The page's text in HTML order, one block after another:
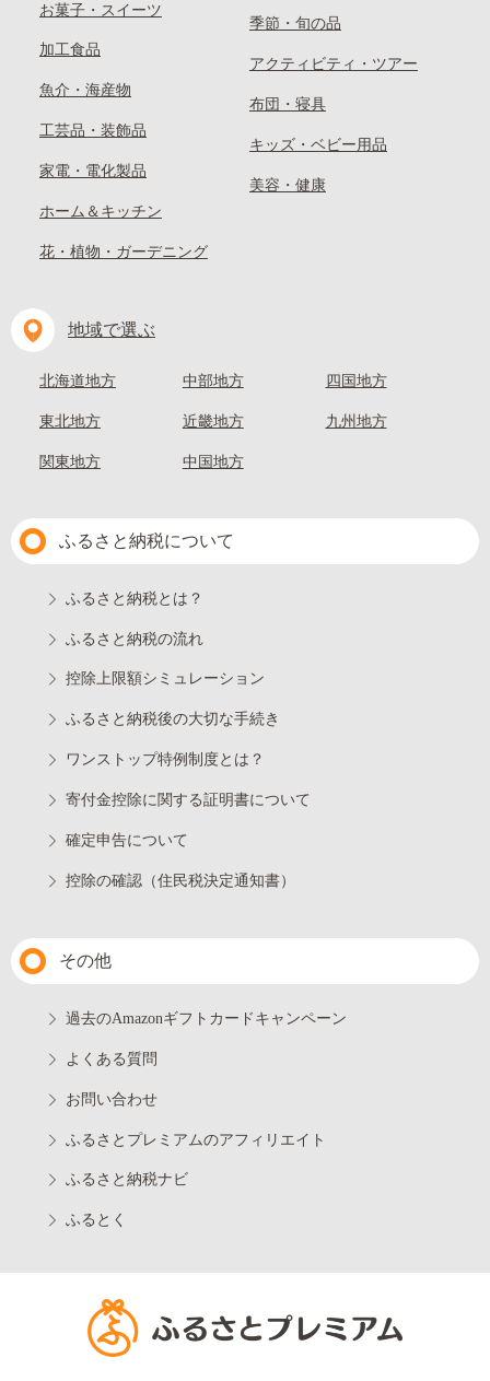
お菓子・スイーツ
加工食品
魚介・海産物
工芸品・装飾品
家電・電化製品
ホーム＆キッチン
花・植物・ガーデニング
季節・旬の品
アクティビティ・ツアー
布団・寝具
キッズ・ベビー用品
美容・健康
地域で選ぶ
北海道地方
東北地方
関東地方
中部地方
近畿地方
中国地方
四国地方
九州地方
ふるさと納税について
ふるさと納税とは？
ふるさと納税の流れ
控除上限額シミュレーション
ふるさと納税後の大切な手続き
ワンストップ特例制度とは？
寄付金控除に関する証明書について
確定申告について
控除の確認（住民税決定通知書）
その他
過去のAmazonギフトカードキャンペーン
よくある質問
お問い合わせ
ふるさとプレミアムのアフィリエイト
ふるさと納税ナビ
ふるとく